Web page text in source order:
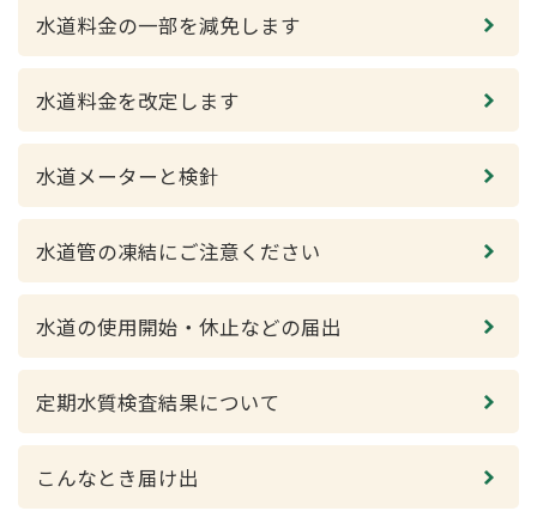
水道料金の一部を減免します
水道料金を改定します
水道メーターと検針
水道管の凍結にご注意ください
水道の使用開始・休止などの届出
定期水質検査結果について
こんなとき届け出